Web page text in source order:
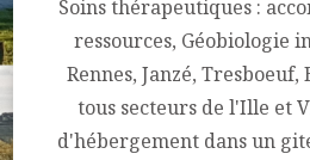
Soins thérapeutiques :
ressources, Géobiologie
Rennes, Janzé,
tous secteurs de l'Ille et
d'hébergement dans un